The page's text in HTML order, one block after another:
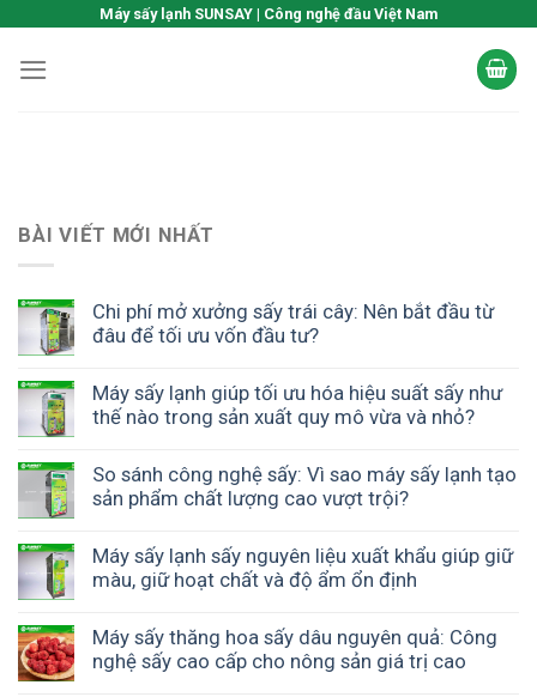
content
Máy sấy lạnh SUNSAY | Công nghệ đầu Việt Nam
BÀI VIẾT MỚI NHẤT
Chi phí mở xưởng sấy trái cây: Nên bắt đầu từ
đâu để tối ưu vốn đầu tư?
Máy sấy lạnh giúp tối ưu hóa hiệu suất sấy như
thế nào trong sản xuất quy mô vừa và nhỏ?
So sánh công nghệ sấy: Vì sao máy sấy lạnh tạo
sản phẩm chất lượng cao vượt trội?
Máy sấy lạnh sấy nguyên liệu xuất khẩu giúp giữ
màu, giữ hoạt chất và độ ẩm ổn định
Máy sấy thăng hoa sấy dâu nguyên quả: Công
nghệ sấy cao cấp cho nông sản giá trị cao